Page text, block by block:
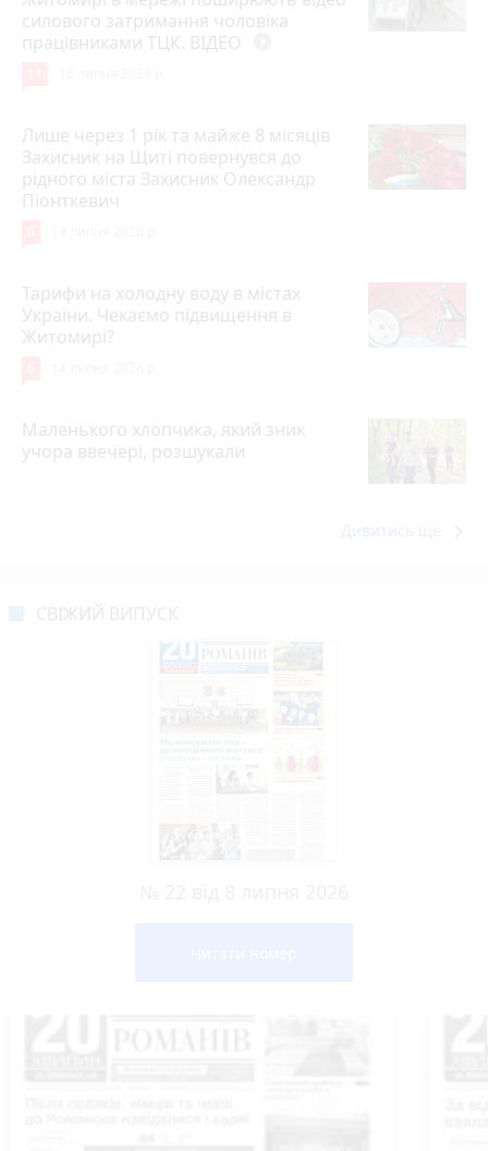
силового затримання чоловіка
працівниками ТЦК. ВІДЕО
Лише через 1 рік та майже 8 місяців
Захисник на Щиті повернувся до
рідного міста Захисник Олександр
Піонткевич
Тарифи на холодну воду в містах
України. Чекаємо підвищення в
Житомирі?
Маленького хлопчика, який зник
учора ввечері, розшукали